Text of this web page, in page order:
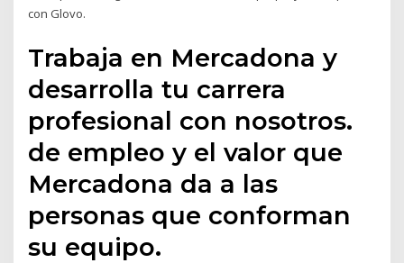
con Glovo.
Trabaja en Mercadona y
desarrolla tu carrera
profesional con nosotros.
de empleo y el valor que
Mercadona da a las
personas que conforman
su equipo.